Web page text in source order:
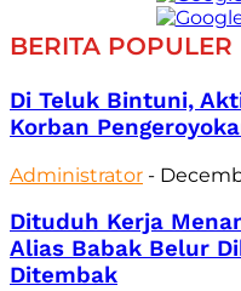
BERITA POPULER
Di Teluk Bintuni,
Korban
Administrator -
Dituduh Kerja
Alias Babak Belur
Ditembak